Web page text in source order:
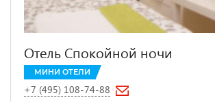
Отель Спокойной ночи
МИНИ ОТЕЛИ
+7 (495) 108-74-88